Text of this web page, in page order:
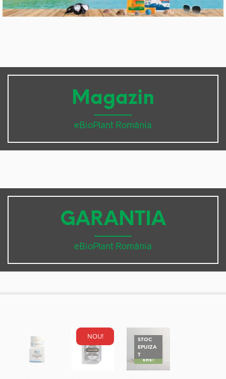
Magazin
eBioPlant România
GARANTIA
eBioPlant România
NOU!
STOC
EPUIZA
TREDUC
ERE!